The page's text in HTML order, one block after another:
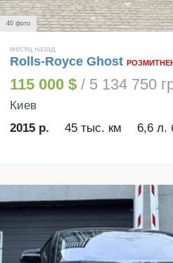
40 фото
месяц назад
Rolls-Royce Ghost
115 000 $ / 5 134 750
Киев
2015 р.
45 тыс. км 6,6 л.